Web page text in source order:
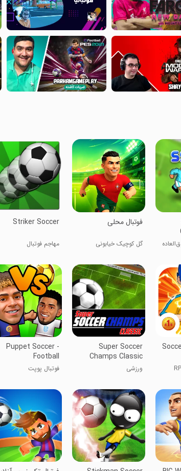
‏‏‏‏‏فوتبال محلی
گل کوچیک خیابونی
Striker Soccer
مهاجم فوتبال
Super Soccer
Champs Classic
ورزشی
Puppet Soccer -
Football
فوتبال پوپت